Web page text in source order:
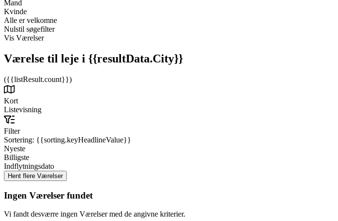
Mand
Kvinde
Alle er velkomne
Nulstil søgefilter
Vis Værelser
Værelse til leje i {{resultData.City}}
({{listResult.count}})
Kort
Listevisning
Filter
Sortering: {{sorting.keyHeadlineValue}}
Nyeste
Billigste
Indflytningsdato
Ingen Værelser fundet
Vi fandt desværre ingen Værelser med de angivne kriterier.